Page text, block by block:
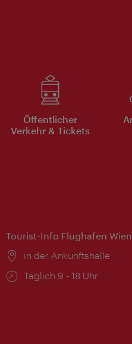
Öffentlicher
Verkehr & Tickets
Tourist-Info Flughafen Wien
Ort:
in der Ankunftshalle
Öffnungszeiten:
Täglich 9 - 18 Uhr